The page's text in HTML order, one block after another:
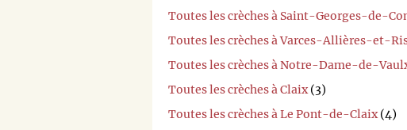
Toutes les crèches à Saint-Georges-de-
Toutes les crèches à Varces-Allières-et-
Toutes les crèches à Notre-Dame-de-
Toutes les crèches à Claix(3)
Toutes les crèches à Le Pont-de-Claix(4)